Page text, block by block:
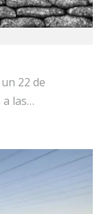
22 de
a las…